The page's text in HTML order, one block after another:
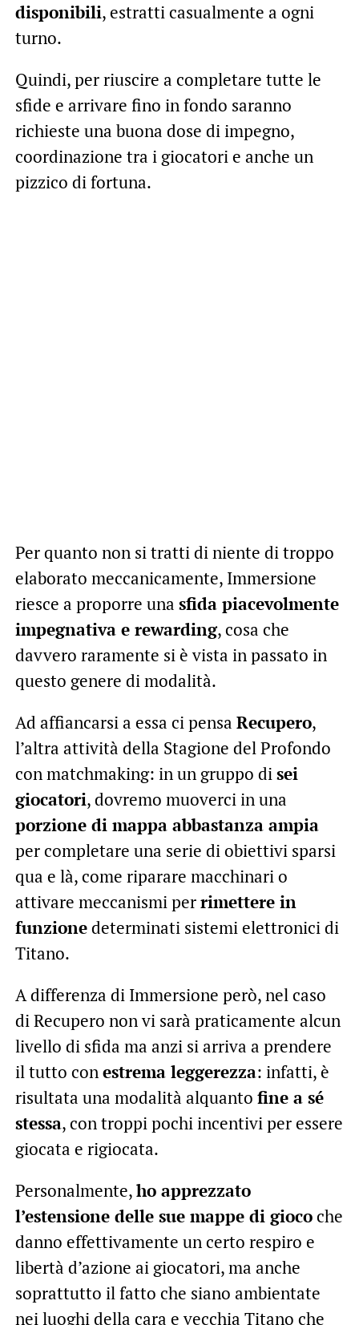
disponibili, estratti casualmente a ogni
turno.
Quindi, per riuscire a completare tutte le
sfide e arrivare fino in fondo saranno
richieste una buona dose di impegno,
coordinazione tra i giocatori e anche un
pizzico di fortuna.
Per quanto non si tratti di niente di troppo
elaborato meccanicamente, Immersione
riesce a proporre una sfida piacevolmente
impegnativa e rewarding, cosa che
davvero raramente si è vista in passato in
questo genere di modalità.
Ad affiancarsi a essa ci pensa Recupero,
l’altra attività della Stagione del Profondo
con matchmaking: in un gruppo disei
giocatori, dovremo muoverci in una
porzione di mappa abbastanza ampia
per completare una serie di obiettivi sparsi
qua e là, come riparare macchinari o
attivare meccanismi perrimettere in
funzionedeterminati sistemi elettronici di
Titano.
A differenza di Immersione però, nel caso
di Recupero non vi sarà praticamente alcun
livello di sfida ma anzi si arriva a prendere
il tutto conestrema leggerezza: infatti, è
risultata una modalità alquanto fine a sé
stessa, con troppi pochi incentivi per essere
giocata e rigiocata.
Personalmente,ho apprezzato
l’estensione delle sue mappe di giocoche
danno effettivamente un certo respiro e
libertà d’azione ai giocatori, ma anche
soprattutto il fatto che siano ambientate
nei luoghi della cara e vecchia Titano che